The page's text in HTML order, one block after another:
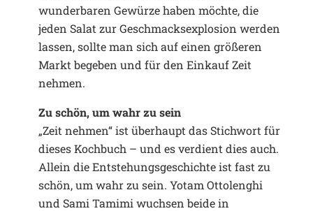
wunderbaren Gewürze haben möchte, die
jeden Salat zur Geschmacksexplosion werden
lassen, sollte man sich auf einen größeren
Markt begeben und für den Einkauf Zeit
nehmen.
Zu schön, um wahr zu sein
„Zeit nehmen“ ist überhaupt das Stichwort für
dieses Kochbuch – und es verdient dies auch.
Allein die Entstehungsgeschichte ist fast zu
schön, um wahr zu sein. Yotam Ottolenghi
und Sami Tamimi wuchsen beide in